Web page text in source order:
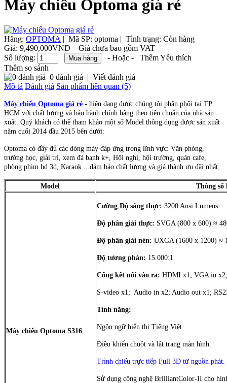
Máy chiếu Optoma giá rẻ
Hãng: OPTOMA | Mã SP: optoma | Tình trạng: Còn hàng
Giá: 9,490,000VND
Giá chưa bao gồm VAT
Số lượng:
- Hoặc -
Thêm Yêu thích
Thêm so sánh
0 đánh giá | Viết đánh giá
Mô tả Đánh giá Sản phẩm liên quan (5)
Máy chiếu Optoma giá rẻ - hiện đang được chúng tôi phân phối tại TP.
HCM với chất lượng và bảo hành chính hãng theo tiêu chuẩn của nhà sản
xuất. Quý khách có thể tham khảo một số Model thông dụng được sản xuất
năm cuối 2014 đầu 2015 bên dưới:
Optoma có đầy đủ các dòng máy đáp ứng trong lĩnh vực: Văn phòng,
trường học, giải trí, xem đá banh k+, Hội nghị, hội trường, quán cafe,
phòng phim hd 3d, Karaok ...đảm bảo chất lượng và giá thành ưu đãi nhất.
Model Thông
Máy chiếu Optoma S316
Cường Độ sáng thực: 3200 Ansi Lumens
Độ phân giải thực: SVGA (800 x 600) ≈
Độ phân giải nén: UXGA (1600 x 1200) ≈
Độ tương phản: 15.000:1
Cổng kết nối vào ra: HDMI x1; VGA in
S-video x1; Audio in x2; Audio out x1;
Tính năng:
Ngôn ngữ hiển thị Tiếng Việt
Điều khiển chuột và lật trang màn hình.
Trình chiếu trực tiếp Full 3D từ nguồn phát
Sử dụng công nghệ BrilliantColor-II cho